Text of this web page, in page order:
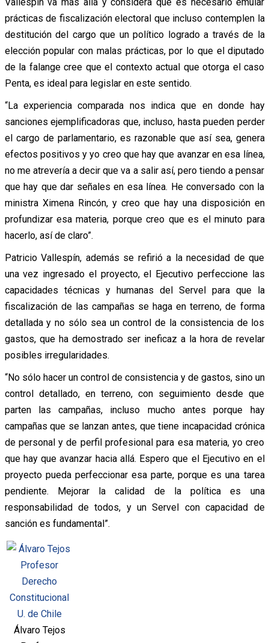
prácticas de fiscalización electoral que incluso contemplen la
destitución del cargo que un político logrado a través de la
elección popular con malas prácticas, por lo que el diputado
de la falange cree que el contexto actual que otorga el caso
Penta, es ideal para legislar en este sentido.
“La experiencia comparada nos indica que en donde hay
sanciones ejemplificadoras que, incluso, hasta pueden perder
el cargo de parlamentario, es razonable que así sea, genera
efectos positivos y yo creo que hay que avanzar en esa línea,
no me atrevería a decir que va a salir así, pero tiendo a pensar
que hay que dar señales en esa línea. He conversado con la
ministra Ximena Rincón, y creo que hay una disposición en
profundizar esa materia, porque creo que es el minuto para
hacerlo, así de claro”.
Patricio Vallespín, además se refirió a la necesidad de que
una vez ingresado el proyecto, el Ejecutivo perfeccione las
capacidades técnicas y humanas del Servel para que la
fiscalización de las campañas se haga en terreno, de forma
detallada y no sólo sea un control de la consistencia de los
gastos, que ha demostrado ser ineficaz a la hora de revelar
posibles irregularidades.
“No sólo hacer un control de consistencia y de gastos, sino un
control detallado, en terreno, con seguimiento desde que
parten las campañas, incluso mucho antes porque hay
campañas que se lanzan antes, que tiene incapacidad crónica
de personal y de perfil profesional para esa materia, yo creo
que hay que avanzar hacia allá. Espero que el Ejecutivo en el
proyecto pueda perfeccionar esa parte, porque es una tarea
pendiente. Mejorar la calidad de la política es una
responsabilidad de todos, y un Servel con capacidad de
sanción es fundamental”.
Álvaro Tejos